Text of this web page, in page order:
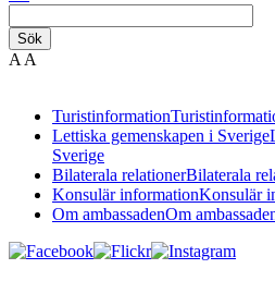
Sök
A A
Turistinformation
Lettiska gemenskapen i Sverige
Sverige
Bilaterala relationerBilaterala
Konsulär informationKonsulär
Om ambassadenOm